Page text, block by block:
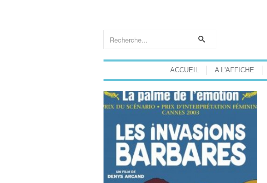
ACCUEIL A L'AFFICHE